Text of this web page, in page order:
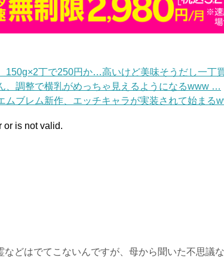
150g×2丁で250円か…高いけど美味そうだし一丁
、調整で横乳がめっちゃ見えるようになるwww …
ムブレム新作、エッチキャラが実装されて始まる
or is not valid.
などはでてこないんですが、母から聞いた不思議